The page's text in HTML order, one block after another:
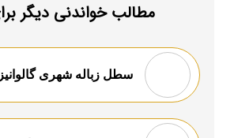
مطالب خواندنی دیگر